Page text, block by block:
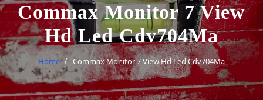
Commax Monitor 7 View
Hd Led Cdv704Ma
Home Commax Monitor 7 View Hd Led Cdv704Ma